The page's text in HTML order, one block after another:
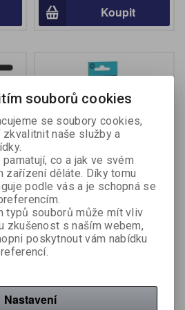
Koupit
Popisovač Centropen
2536 permanentní / sada 4
ks
Výrobce: Centropen
Katalogové číslo:
souborů cookies
se soubory cookies,
zkvalitnit naše služby a
co a jak ve svém
zařízení děláte. Díky tomu
podle vás a je schopná se
typů souborů může mít vliv
zkušenost s naším webem,
poskytnout vám nabídku
Nastavení